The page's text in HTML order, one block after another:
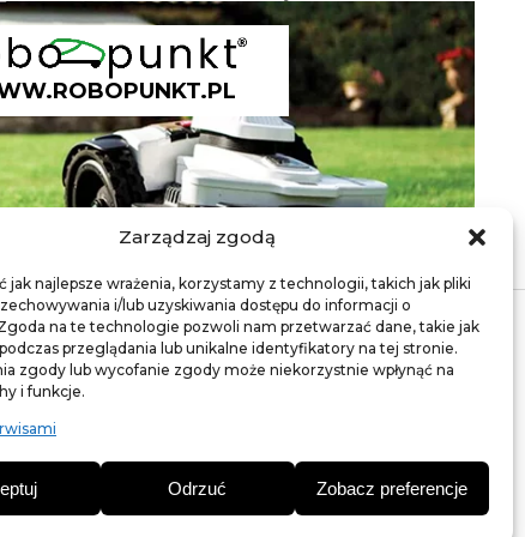
Zarządzaj zgodą
jak najlepsze wrażenia, korzystamy z technologii, takich jak pliki
i/lub uzyskiwania dostępu do informacji o
na te technologie pozwoli nam przetwarzać dane, takie jak
przeglądania lub unikalne identyfikatory na tej stronie.
zgody lub wycofanie zgody może niekorzystnie wpłynąć na
i funkcje.
Odrzuć Zobacz preferencje
- nasiona traw
kotwy, gwoździe